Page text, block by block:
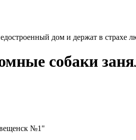
дом и держат в страхе
собаки
№1"